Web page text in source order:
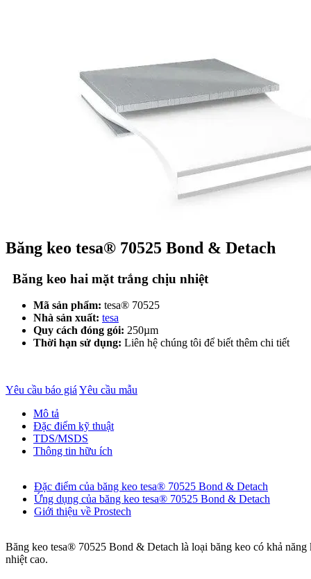
Băng keo tesa® 70525 Bond & Detach
Băng keo hai mặt trắng chịu nhiệt
Mã sản phẩm: tesa® 70525
Nhà sản xuất: tesa
Quy cách đóng gói: 250µm
Thời hạn sử dụng: Liên hệ chúng tôi để biết thêm chi tiết
Yêu cầu báo giá Yêu cầu mẫu
Mô tả
Đặc điểm kỹ thuật
TDS/MSDS
Thông tin hữu ích
Đặc điểm của băng keo tesa® 70525 Bond & Detach
Ứng dụng của băng keo tesa® 70525 Bond & Detach
Giới thiệu về Prostech
Băng keo tesa® 70525 Bond & Detach là loại băng keo có khả
nhiệt cao.